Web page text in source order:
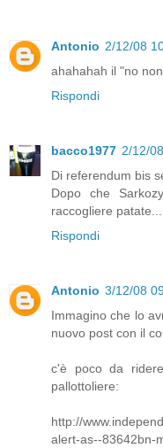
Antonio 2/12/08
ahahahah il "no
Rispondi
bacco1977 2/12/
Di referendum bis
Dopo che
raccogliere patate.....
Rispondi
Antonio 3/12/08
Immagino che lo
nuovo post con il
c'è poco da
pallottoliere:
http://
alert-as--83642bn-